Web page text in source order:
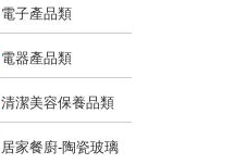
電子產品類
電器產品類
清潔美容保養品類
居家餐廚-陶瓷玻璃